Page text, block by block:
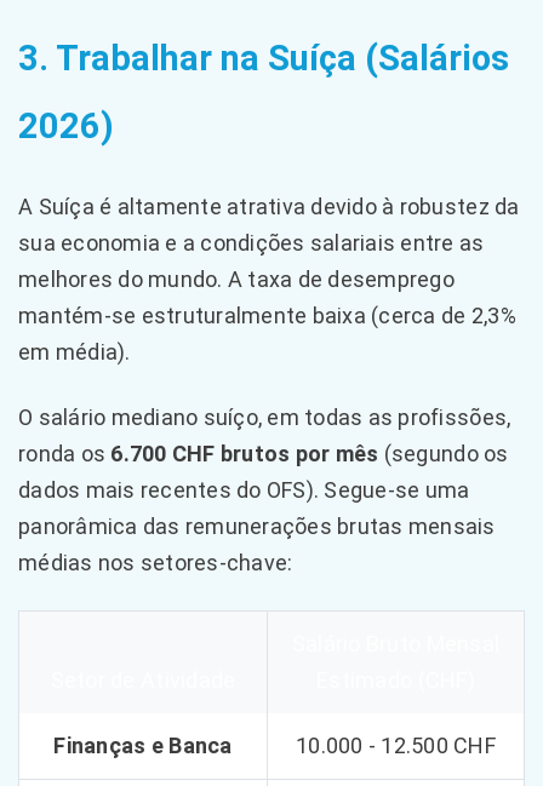
3. Trabalhar na Suíça (Salários
2026)
A Suíça é altamente atrativa devido à robustez da
sua economia e a condições salariais entre as
melhores do mundo. A taxa de desemprego
mantém-se estruturalmente baixa (cerca de 2,3%
em média).
O salário mediano suíço, em todas as profissões,
ronda os 6.700 CHF brutos por mês (segundo os
dados mais recentes do OFS). Segue-se uma
panorâmica das remunerações brutas mensais
médias nos setores-chave:
Finanças e Banca 10.000 - 12.500 CHF